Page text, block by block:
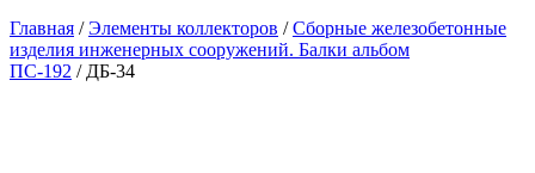
Главная /Элементы коллекторов /Сборные железобетонные
изделия инженерных сооружений. Балки альбом
ПС-192 / ДБ-34